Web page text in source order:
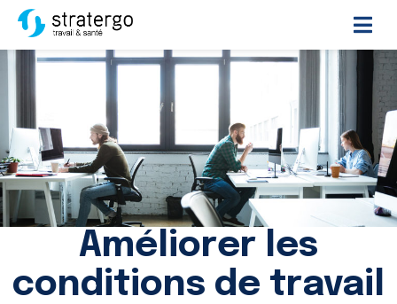
Améliorer les
conditions de travail